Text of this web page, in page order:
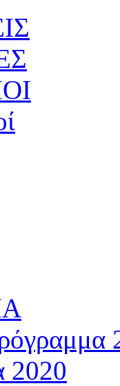
2020